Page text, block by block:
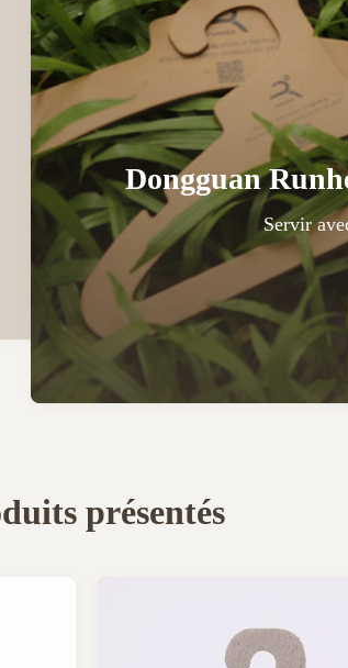
Dongguan
Servir
présentés